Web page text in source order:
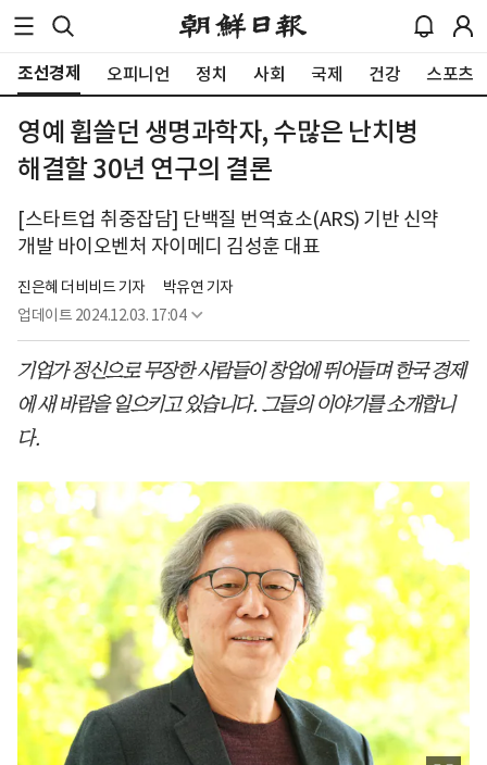
조선경제 오피니언 정치 사회 국제 건강 스포츠
영예 휩쓸던 생명과학자, 수많은 난치병
해결할 30년 연구의 결론
[스타트업 취중잡담] 단백질 번역효소(ARS) 기반 신약
개발 바이오벤처 자이메디 김성훈 대표
진은혜 더비비드 기자
박유연 기자
업데이트 2024.12.03. 17:04
기업가 정신으로 무장한 사람들이 창업에 뛰어들며 한국 경제
에 새 바람을 일으키고 있습니다. 그들의 이야기를 소개합니
다.